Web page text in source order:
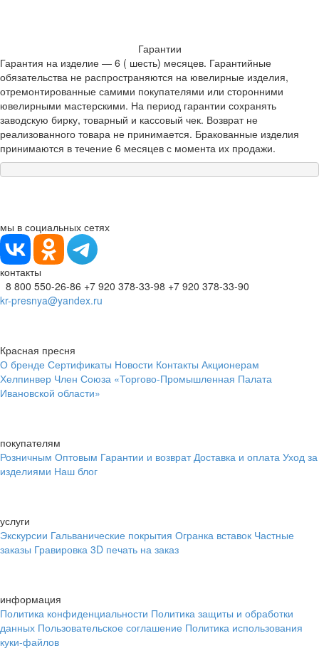
Гарантии
Гарантия на изделие — 6 ( шесть) месяцев. Гарантийные
обязательства не распространяются на ювелирные изделия,
отремонтированные самими покупателями или сторонними
ювелирными мастерскими. На период гарантии сохранять
заводскую бирку, товарный и кассовый чек. Возврат не
реализованного товара не принимается. Бракованные изделия
принимаются в течение 6 месяцев с момента их продажи.
мы в социальных сетях
контакты
8 800 550-26-86 +7 920 378-33-98 +7 920 378-33-90
kr-presnya@yandex.ru
Красная пресня
О бренде Сертификаты Новости Контакты Акционерам
Хелпинвер Член Союза «Торгово-Промышленная Палата
Ивановской области»
покупателям
Розничным Оптовым Гарантии и возврат Доставка и оплата Уход за
изделиями Наш блог
услуги
Экскурсии Гальванические покрытия Огранка вставок Частные
заказы Гравировка 3D печать на заказ
информация
Политика конфиденциальности Политика защиты и обработки
данных Пользовательское соглашение Политика использования
куки-файлов